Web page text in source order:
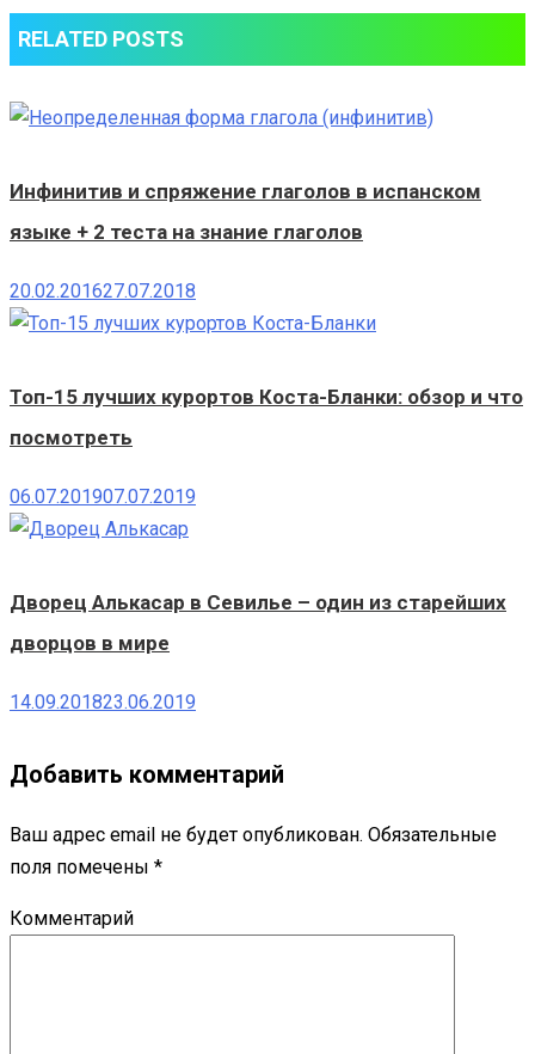
RELATED POSTS
Инфинитив и спряжение глаголов в испанском
языке + 2 теста на знание глаголов
20.02.201627.07.2018
Топ-15 лучших курортов Коста-Бланки: обзор и что
посмотреть
06.07.201907.07.2019
Дворец Алькасар в Севилье – один из старейших
дворцов в мире
14.09.201823.06.2019
Добавить комментарий
Ваш адрес email не будет опубликован. Обязательные
поля помечены *
Комментарий